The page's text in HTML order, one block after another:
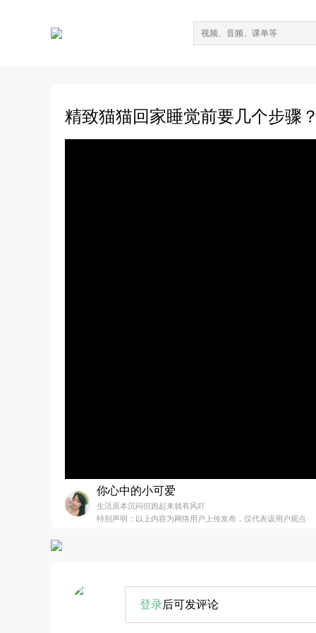
精致猫猫回家睡觉前要几个步骤？
你心中的小可爱
生活原本沉闷但跑起来就有风吖
特别声明：以上内容为网络用户上传发布，仅代表该用户观点
登录后可发评论